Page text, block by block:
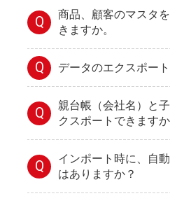
Q
商品、顧客のマスタ
きますか。
Q データのエクスポー
Q
親台帳（会社名）と
クスポートできます
Q
インポート時に、自
はありますか？